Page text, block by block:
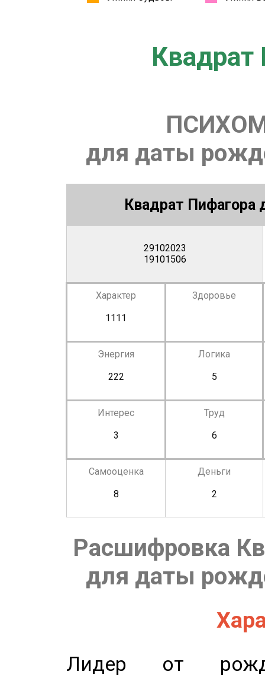
Квадрат
для даты
Квадрат Пифагора
29102023
19101506
Характер
1111
Здоровье
Энергия
222
Логика
5
Интерес
3
Труд
6
Самооценка
8
Деньги
2
Расшифровка
для даты
Лидер от